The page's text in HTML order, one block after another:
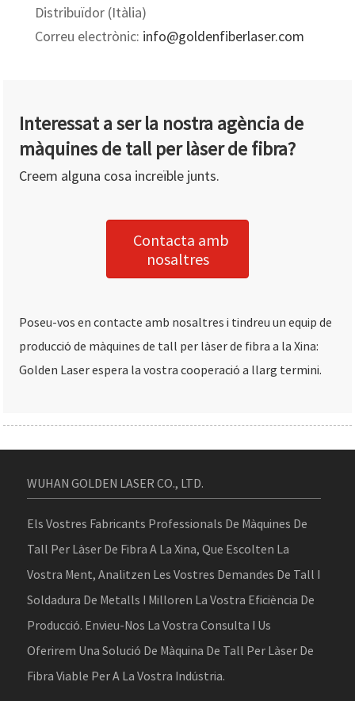
Distribuïdor (Itàlia)
Correu electrònic: info@goldenfiberlaser.com
Interessat a ser la nostra agència de
màquines de tall per làser de fibra?
Creem alguna cosa increïble junts.
Contacta amb
nosaltres
Poseu-vos en contacte amb nosaltres i tindreu un equip de
producció de màquines de tall per làser de fibra a la Xina:
Golden Laser espera la vostra cooperació a llarg termini.
WUHAN GOLDEN LASER CO., LTD.
Els Vostres Fabricants Professionals De Màquines De
Tall Per Làser De Fibra A La Xina, Que Escolten La
Vostra Ment, Analitzen Les Vostres Demandes De Tall I
Soldadura De Metalls I Milloren La Vostra Eficiència De
Producció. Envieu-Nos La Vostra Consulta I Us
Oferirem Una Solució De Màquina De Tall Per Làser De
Fibra Viable Per A La Vostra Indústria.